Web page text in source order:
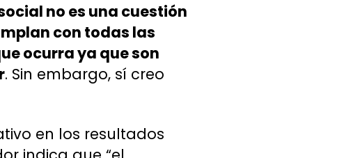
no es una cuestión
con todas las
ocurra ya que son
. Sin embargo, sí creo
en los resultados